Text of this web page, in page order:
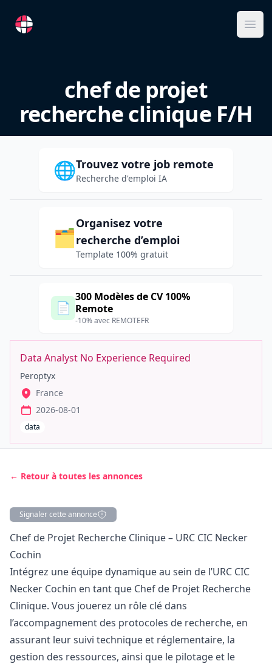
RemoteFR
chef de projet
recherche clinique F/H
🌐Trouvez votre job remote
Recherche d'emploi IA
🗂️
Organisez votre
recherche d’emploi
Template 100% gratuit
📄
300 Modèles de CV 100%
Remote
-10% avec REMOTEFR
Data Analyst No Experience Required
Peroptyx
France
2026-08-01
data
← Retour à toutes les annonces
Signaler cette annonce
Description
Chef de Projet Recherche Clinique – URC CIC Necker
Cochin
Intégrez une équipe dynamique au sein de l’URC CIC
Necker Cochin en tant que Chef de Projet Recherche
Clinique. Vous jouerez un rôle clé dans
l’accompagnement des protocoles de recherche, en
assurant leur suivi technique et réglementaire, la
gestion des ressources, ainsi que le pilotage et le